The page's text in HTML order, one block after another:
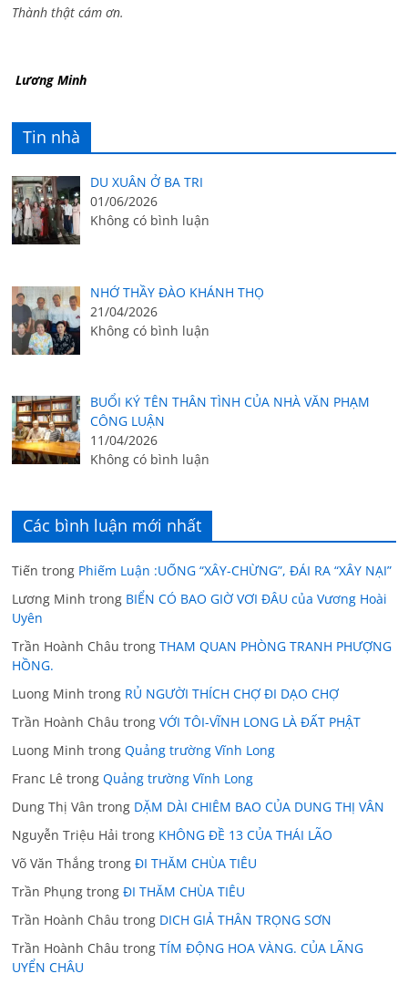
Thành thật cám ơn.
Lương Minh
Tin nhà
DU XUÂN Ở BA TRI
01/06/2026
Không có bình luận
NHỚ THẦY ĐÀO KHÁNH THỌ
21/04/2026
Không có bình luận
BUỔI KÝ TÊN THÂN TÌNH CỦA NHÀ VĂN PHẠM
CÔNG LUẬN
11/04/2026
Không có bình luận
Các bình luận mới nhất
Tiến trong Phiếm Luận :UỐNG “XÂY-CHỪNG”, ĐÁI RA “XÂY NẠI”
Lương Minh trong BIỂN CÓ BAO GIỜ VƠI ĐÂU của Vương Hoài
Uyên
Trần Hoành Châu trongTHAM QUAN PHÒNG TRANH PHƯỢNG
HỒNG.
Luong Minh trong RỦ NGƯỜI THÍCH CHỢ ĐI DẠO CHỢ
Trần Hoành Châu trongVỚI TÔI-VĨNH LONG LÀ ĐẤT PHẬT
Luong Minh trongQuảng trường Vĩnh Long
Franc Lê trongQuảng trường Vĩnh Long
Dung Thị Vân trong DẶM DÀI CHIÊM BAO CỦA DUNG THỊ VÂN
Nguyễn Triệu Hải trong KHÔNG ĐỀ 13 CỦA THÁI LÃO
Võ Văn Thắng trongĐI THĂM CHÙA TIÊU
Trần Phụng trongĐI THĂM CHÙA TIÊU
Trần Hoành Châu trong DICH GIẢ THÂN TRỌNG SƠN
Trần Hoành Châu trongTÍM ĐỘNG HOA VÀNG. CỦA LÃNG
UYỂN CHÂU